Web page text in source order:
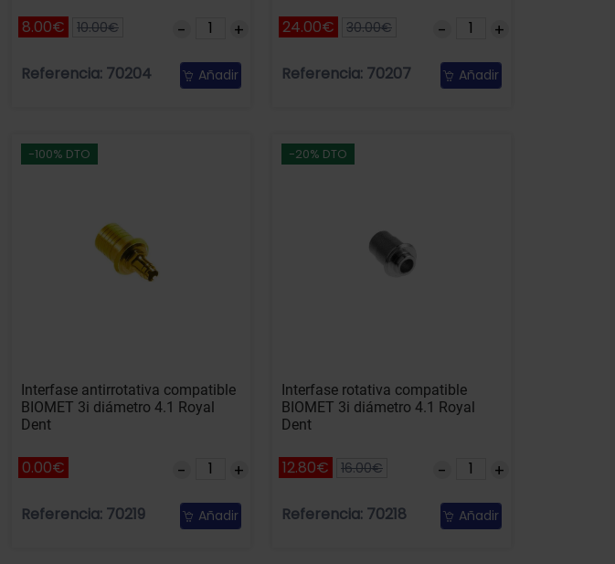
8.00€ 10.00€
Referencia: 70204 Añadir
24.00€ 30.00€
Referencia: 70207 Añadir
-100% DTO
Interfase antirrotativa compatible
BIOMET 3i diámetro 4.1 Royal
Dent
0.00€
Referencia: 70219 Añadir
-20% DTO
Interfase rotativa compatible
BIOMET 3i diámetro 4.1 Royal
Dent
12.80€ 16.00€
Referencia: 70218 Añadir